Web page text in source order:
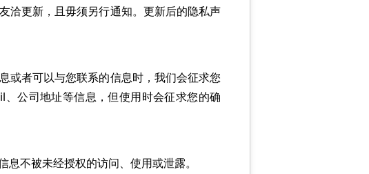
更新，且毋须另行通知。更新后的隐私声
者可以与您联系的信息时，我们会征求您
公司地址等信息，但使用时会征求您的确
不被未经授权的访问、使用或泄露。